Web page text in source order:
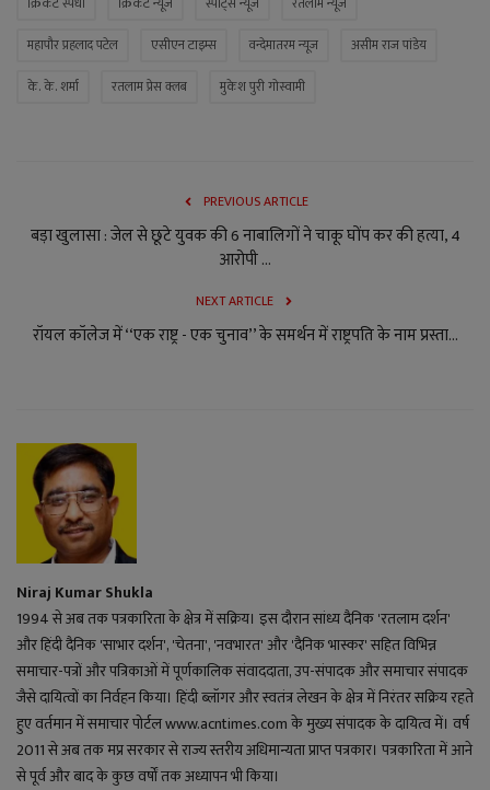
महापौर प्रहलाद पटेल
एसीएन टाइम्स वन्देमातरम न्यूज
असीम राज पांडेय
के. के. शर्मा
रतलाम प्रेस क्लब मुकेश पुरी गोस्वामी
PREVIOUS ARTICLE
बड़ा खुलासा : जेल से छूटे युवक की 6 नाबालिगों ने चाकू घोंप कर की हत्या, 4
आरोपी ...
NEXT ARTICLE
रॉयल कॉलेज में ‘‘एक राष्ट्र - एक चुनाव’’ के समर्थन में राष्ट्रपति के नाम प्रस्ता...
Niraj Kumar Shukla
1994 से अब तक पत्रकारिता के क्षेत्र में सक्रिय। इस दौरान सांध्य दैनिक 'रतलाम दर्शन'
और हिंदी दैनिक 'साभार दर्शन', 'चेतना', 'नवभारत' और 'दैनिक भास्कर' सहित विभिन्न
समाचार-पत्रों और पत्रिकाओं में पूर्णकालिक संवाददाता, उप-संपादक और समाचार संपादक
जैसे दायित्वों का निर्वहन किया। हिंदी ब्लॉगर और स्वतंत्र लेखन के क्षेत्र में निरंतर सक्रिय रहते
हुए वर्तमान में समाचार पोर्टल www.acntimes.com के मुख्य संपादक के दायित्व में। वर्ष
2011 से अब तक मप्र सरकार से राज्य स्तरीय अधिमान्यता प्राप्त पत्रकार। पत्रकारिता में आने
से पूर्व और बाद के कुछ वर्षों तक अध्यापन भी किया।